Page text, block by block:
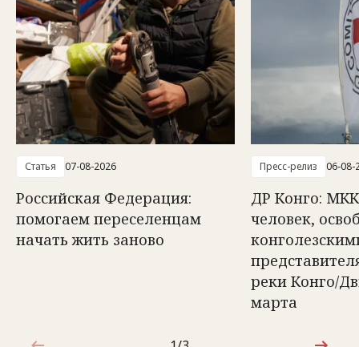
Статья 07-08-2026
Российская Федерация:
помогаем переселенцам
начать жить заново
Пресс-релиз 06-08-
ДР Конго:
человек,
реки Конго/
марта